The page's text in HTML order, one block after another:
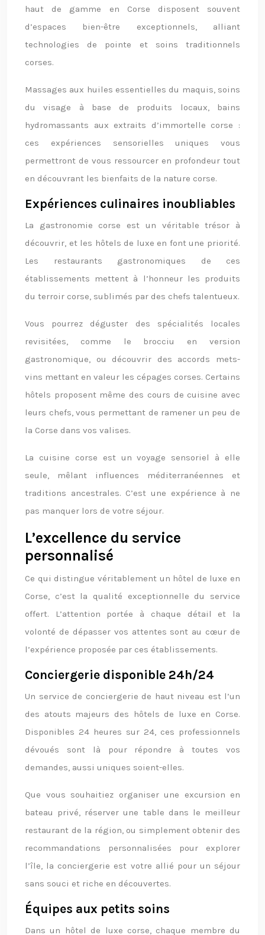
haut de gamme en Corse disposent souvent
d’espaces bien-être exceptionnels, alliant
technologies de pointe et soins traditionnels
corses.
Massages aux huiles essentielles du maquis, soins
du visage à base de produits locaux, bains
hydromassants aux extraits d’immortelle corse :
ces expériences sensorielles uniques vous
permettront de vous ressourcer en profondeur tout
en découvrant les bienfaits de la nature corse.
Expériences culinaires inoubliables
La gastronomie corse est un véritable trésor à
découvrir, et les hôtels de luxe en font une priorité.
Les restaurants gastronomiques de ces
établissements mettent à l’honneur les produits
du terroir corse, sublimés par des chefs talentueux.
Vous pourrez déguster des spécialités locales
revisitées, comme le brocciu en version
gastronomique, ou découvrir des accords mets-
vins mettant en valeur les cépages corses. Certains
hôtels proposent même des cours de cuisine avec
leurs chefs, vous permettant de ramener un peu de
la Corse dans vos valises.
La cuisine corse est un voyage sensoriel à elle
seule, mêlant influences méditerranéennes et
traditions ancestrales. C’est une expérience à ne
pas manquer lors de votre séjour.
L’excellence du service
personnalisé
Ce qui distingue véritablement un hôtel de luxe en
Corse, c’est la qualité exceptionnelle du service
offert. L’attention portée à chaque détail et la
volonté de dépasser vos attentes sont au cœur de
l’expérience proposée par ces établissements.
Conciergerie disponible 24h/24
Un service de conciergerie de haut niveau est l’un
des atouts majeurs des hôtels de luxe en Corse.
Disponibles 24 heures sur 24, ces professionnels
dévoués sont là pour répondre à toutes vos
demandes, aussi uniques soient-elles.
Que vous souhaitiez organiser une excursion en
bateau privé, réserver une table dans le meilleur
restaurant de la région, ou simplement obtenir des
recommandations personnalisées pour explorer
l’île, la conciergerie est votre allié pour un séjour
sans souci et riche en découvertes.
Équipes aux petits soins
Dans un hôtel de luxe corse, chaque membre du